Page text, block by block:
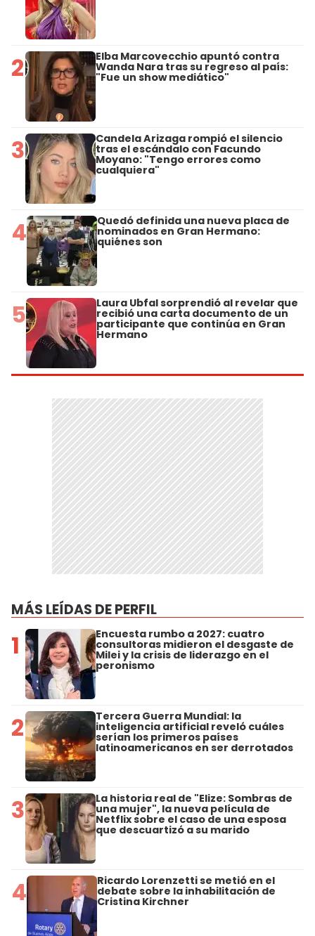
2 Elba Marcovecchio apuntó contra
Wanda Nara tras su regreso al país:
"Fue un show mediático"
3 Candela Arizaga rompió el silencio
tras el escándalo con Facundo
Moyano: "Tengo errores como
cualquiera"
4 Quedó definida una nueva placa de
nominados en Gran Hermano:
quiénes son
5 Laura Ubfal sorprendió al revelar que
recibió una carta documento de un
participante que continúa en Gran
Hermano
MÁS LEÍDAS DE PERFIL
1 Encuesta rumbo a 2027: cuatro
consultoras midieron el desgaste de
Milei y la crisis de liderazgo en el
peronismo
2 Tercera Guerra Mundial: la
inteligencia artificial reveló cuáles
serían los primeros países
latinoamericanos en ser derrotados
3 La historia real de "Elize: Sombras de
una mujer", la nueva película de
Netflix sobre el caso de una esposa
que descuartizó a su marido
4 Ricardo Lorenzetti se metió en el
debate sobre la inhabilitación de
Cristina Kirchner